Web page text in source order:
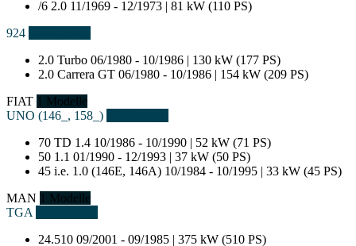
/6 2.0 11/1969 - 12/1973 | 81 kW (110 PS)
924
2.0 Turbo 06/1980 - 10/1986 | 130 kW (177 PS)
2.0 Carrera GT 06/1980 - 10/1986 | 154 kW (209 PS)
FIAT 1 Modelle
UNO (146_, 158_)
70 TD 1.4 10/1986 - 10/1990 | 52 kW (71 PS)
50 1.1 01/1990 - 12/1993 | 37 kW (50 PS)
45 i.e. 1.0 (146E, 146A) 10/1984 - 10/1995 | 33 kW (45 PS)
MAN 1 Modelle
TGA
24.510 09/2001 - 09/1985 | 375 kW (510 PS)